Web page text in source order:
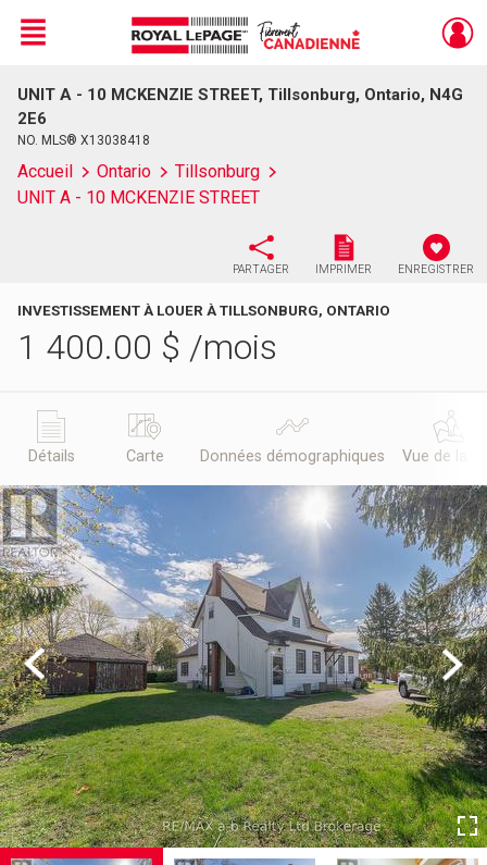
Live
En Direct
Menu
UNIT A - 10 MCKENZIE STREET, Tillsonburg, Ontario, N4G
2E6
NO. MLS® X13038418
Accueil Ontario
Tillsonburg
UNIT A - 10 MCKENZIE STREET
PARTAGER IMPRIMER ENREGISTRER
INVESTISSEMENT À LOUER À TILLSONBURG, ONTARIO
1 400.00 $ /mois
Détails Carte Données démographiques Vue de la
Previous Next